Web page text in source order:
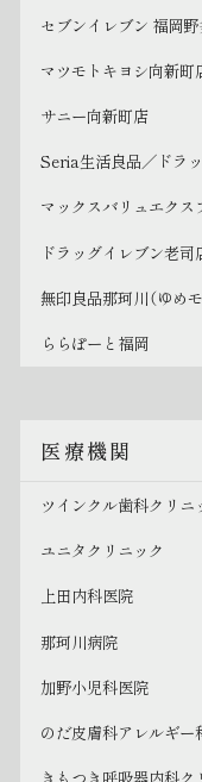
セブンイレブン 福岡
マツモトキヨシ向新町
サニー向新町店
Seria生活良品／ドラ
マックスバリュエクス
ドラッグイレブン老司
無印良品那珂川（ゆめ
ららぽーと福岡
医療機関
ツインクル歯科クリニ
ユニタクリニック
上田内科医院
那珂川病院
加野小児科医院
のだ皮膚科アレルギー